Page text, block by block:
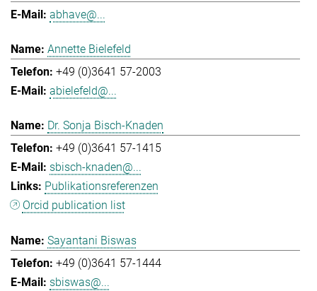
abhave@...
Annette Bielefeld
+49 (0)3641 57-2003
abielefeld@...
Dr. Sonja Bisch-Knaden
+49 (0)3641 57-1415
sbisch-knaden@...
Publikationsreferenzen
Orcid publication list
Sayantani Biswas
+49 (0)3641 57-1444
sbiswas@...